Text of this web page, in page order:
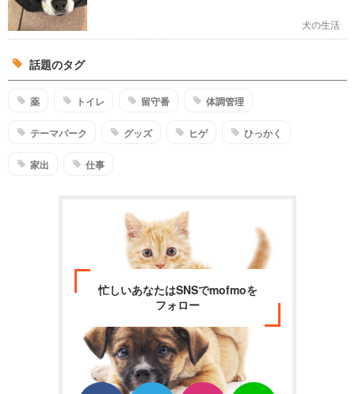
犬の生活
話題のタグ
薬 トイレ 留守番 体調管理
テーマパーク グッズ ヒゲ ひっかく
家出 仕事
忙しいあなたはSNSでmofmoを
フォロー